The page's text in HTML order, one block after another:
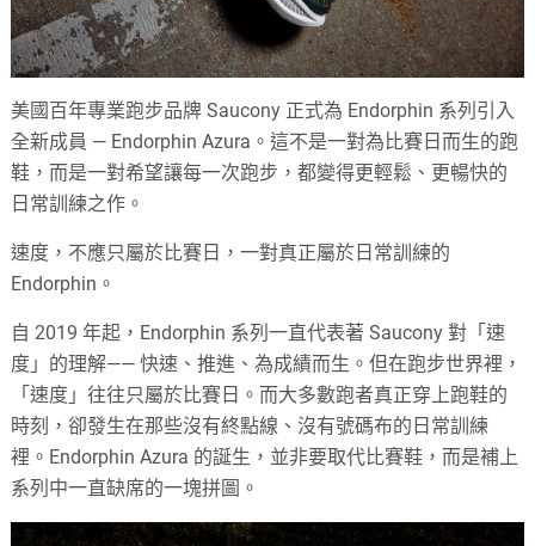
美國百年專業跑步品牌 Saucony 正式為 Endorphin 系列引入
全新成員 — Endorphin Azura。這不是一對為比賽日而生的跑
鞋，而是一對希望讓每一次跑步，都變得更輕鬆、更暢快的
日常訓練之作。
速度，不應只屬於比賽日，一對真正屬於日常訓練的
Endorphin。
自 2019 年起，Endorphin 系列一直代表著 Saucony 對「速
度」的理解—— 快速、推進、為成績而生。但在跑步世界裡，
「速度」往往只屬於比賽日。而大多數跑者真正穿上跑鞋的
時刻，卻發生在那些沒有終點線、沒有號碼布的日常訓練
裡。Endorphin Azura 的誕生，並非要取代比賽鞋，而是補上
系列中一直缺席的一塊拼圖。